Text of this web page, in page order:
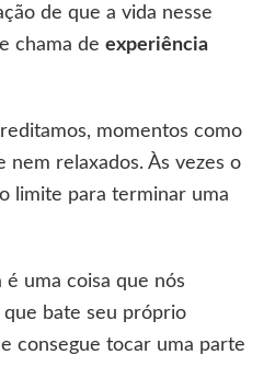
de que a vida nesse
chama de experiência
momentos como
nem relaxados. Às vezes o
limite para terminar uma
uma coisa que nós
bate seu próprio
consegue tocar uma parte